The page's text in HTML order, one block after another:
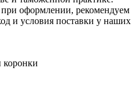
оформлении, рекомендуем
и условия поставки у наших